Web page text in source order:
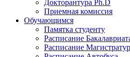
Докторантура Ph.D
Приемная комиссия
Обучающимся
Памятка студенту
Расписание
Расписание